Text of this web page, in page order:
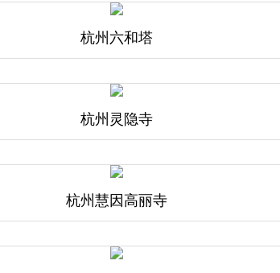
杭州六和塔
杭州灵隐寺
杭州慧因高丽寺